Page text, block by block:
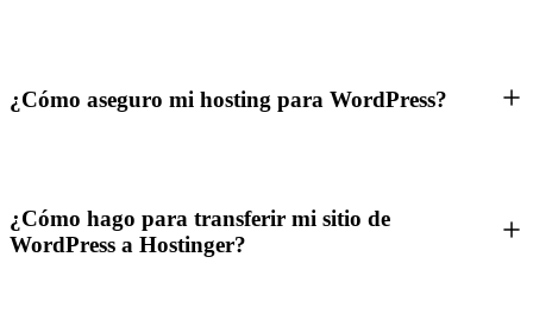
¿Cómo aseguro mi hosting para WordPress?
¿Cómo hago para transferir mi sitio de
WordPress a Hostinger?